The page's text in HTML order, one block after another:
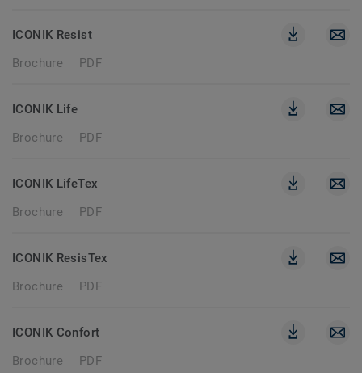
ICONIK Resist
Brochure
PDF
ICONIK Life
Brochure
PDF
ICONIK LifeTex
Brochure
PDF
ICONIK ResisTex
Brochure
PDF
ICONIK Confort
Brochure
PDF